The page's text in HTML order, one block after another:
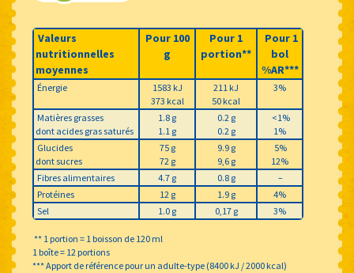
Valeurs
nutritionnelles
moyennes
Pour 100
g
Pour 1
portion**
Pour 1
bol
%AR***
Énergie
1583 kJ
373 kcal
211 kJ
50 kcal
3%
Matières grasses
dont acides gras saturés
1.8 g
1.1 g
0.2 g
0.2 g
<1%
1%
Glucides
dont sucres
75 g
72 g
9.9 g
9,6 g
5%
12%
Fibres alimentaires
4.7 g 0.8 g
–
Protéines
12 g 1.9 g
4%
Sel
1.0 g 0,17 g 3%
** 1 portion = 1 boisson de 120 ml
1 boîte = 12 portions
*** Apport de référence pour un adulte-type (8400 kJ / 2000 kcal)